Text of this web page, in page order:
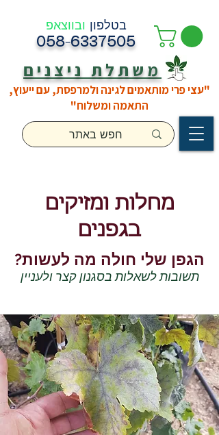
בטלפון ובווצאפ
058-6337505
משתלת ניצנים
"עצי פרי מותאמים לגינה ולמרפסת, עם ייעוץ,
התאמה ומשלוח"
מחלות ומזיקים
בגפנים
הגפן שלי חולה מה לעשות?
תשובות לשאלות בסגנון קצר ולעניין